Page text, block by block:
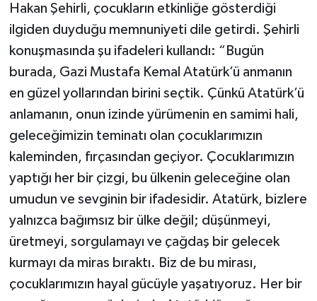
Hakan Şehirli, çocukların etkinliğe gösterdiği
ilgiden duyduğu memnuniyeti dile getirdi. Şehirli
konuşmasında şu ifadeleri kullandı: “Bugün
burada, Gazi Mustafa Kemal Atatürk’ü anmanın
en güzel yollarından birini seçtik. Çünkü Atatürk’ü
anlamanın, onun izinde yürümenin en samimi hali,
geleceğimizin teminatı olan çocuklarımızın
kaleminden, fırçasından geçiyor. Çocuklarımızın
yaptığı her bir çizgi, bu ülkenin geleceğine olan
umudun ve sevginin bir ifadesidir. Atatürk, bizlere
yalnızca bağımsız bir ülke değil; düşünmeyi,
üretmeyi, sorgulamayı ve çağdaş bir gelecek
kurmayı da miras bıraktı. Biz de bu mirası,
çocuklarımızın hayal gücüyle yaşatıyoruz. Her bir